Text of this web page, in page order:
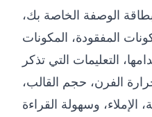
الوصفة الخاصة بك،
المفقودة، المكونات
التعليمات التي تذكر
الفرن، حجم القالب،